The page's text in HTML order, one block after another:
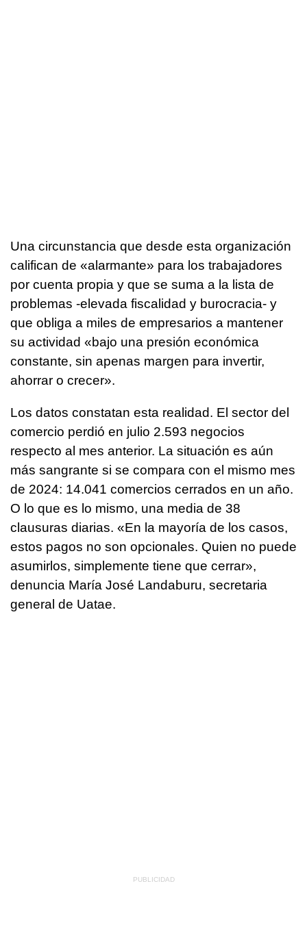
Una circunstancia que desde esta organización
califican de «alarmante» para los trabajadores
por cuenta propia y que se suma a la lista de
problemas -elevada fiscalidad y burocracia- y
que obliga a miles de empresarios a mantener
su actividad «bajo una presión económica
constante, sin apenas margen para invertir,
ahorrar o crecer».
Los datos constatan esta realidad. El sector del
comercio perdió en julio 2.593 negocios
respecto al mes anterior. La situación es aún
más sangrante si se compara con el mismo mes
de 2024: 14.041 comercios cerrados en un año.
O lo que es lo mismo, una media de 38
clausuras diarias. «En la mayoría de los casos,
estos pagos no son opcionales. Quien no puede
asumirlos, simplemente tiene que cerrar»,
denuncia María José Landaburu, secretaria
general de Uatae.